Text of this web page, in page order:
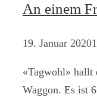
An einem
19. Januar 2020
«Tagwohl» hallt
Waggon. Es ist